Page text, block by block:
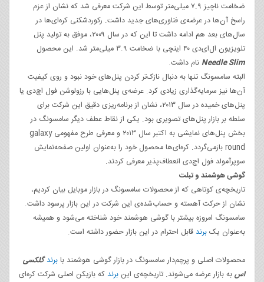
ضخامت ناچیز ۷.۹ میلی‌متر توسط این شرکت معرفی شد که نشان از عزم
راسخ آن‌ها در عرضه‌ی فناوری‌های جدید داشت. رکوردشکنی کره‌ای‌ها در
سال‌های بعد هم ادامه داشت تا این که در سال ۲۰۰۹، موفق به تولید پنل
تلویزیون ال‌ای‌دی ۴۰ اینچی با ضخامت ۳.۹ میلی‌متر شد. این محصول
Needle Slimنام داشت.
البته سامسونگ تنها به دنبال نازک‌تر کردن پنل‌های خود نبود و روی کیفیت
آن‌ها نیز سرمایه‌گذاری زیادی کرد. عرضه‌ی پنل‌هایی با رزولوشن فول اچ‌دی یا
پنل‌های خمیده در سال ۲۰۱۳، نشان از برنامه‌ریزی دقیق این شرکت برای
سلطه بر بازار پنل‌های تصویری بود. یکی از نقاط عطف دیگر سامسونگ در
بخش پنل‌های نمایشی به اکتبر سال ۲۰۱۳ و معرفی طرح مفهومی galaxy
round بازمی‌گردد. کره‌ای‌ها محصول خود را به‌عنوان اولین صفحه‌نمایش
سوپرآمولد فول‌ اچ‌دی انعطاف‌پذیر معرفی کردند.
گوشی‌ هوشمند و تبلت
تاریخچه‌ی کوتاهی که از محصولات سامسونگ در بازار موبایل بیان کردیم،
نشان از حرکت آهسته و حساب‌شده‌ی این شرکت در این بازار پرسود داشت.
سامسونگ امروزه بیشتر با گوشی‌ هوشمند خود شناخته می‌شود و همیشه
به‌عنوان یکبرند قابل احترام در این بازار حضور داشته است.
محصولات اصلی و پرچم‌دار سامسونگ در بازار گوشی‌ هوشمند بابرند گلکسی
اسبه بازار عرضه می‌شوند. تاریخچه‌ی این برند که بازیکن اصلی شرکت کره‌ای